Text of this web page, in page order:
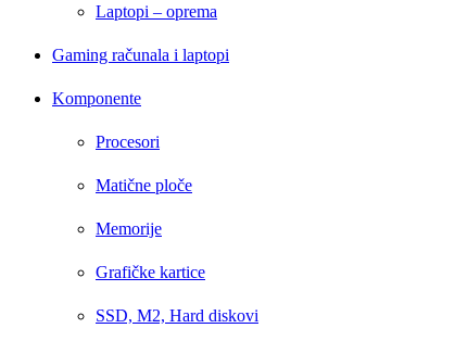
Laptopi – oprema
Gaming računala i laptopi
Komponente
Procesori
Matične ploče
Memorije
Grafičke kartice
SSD, M2, Hard diskovi